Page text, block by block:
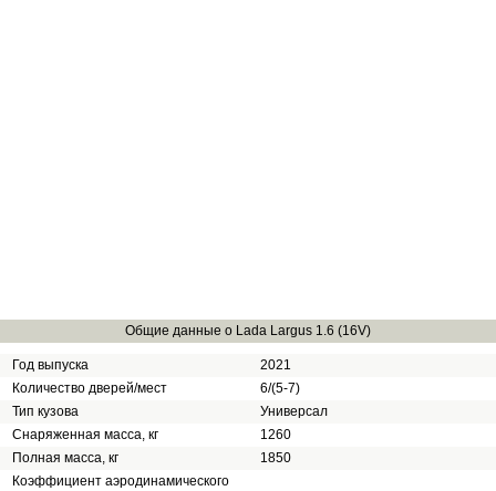
Общие данные о Lada Largus 1.6 (16V)
Год выпуска
2021
Количество дверей/мест
6/(5-7)
Тип кузова
Универсал
Снаряженная масса, кг
1260
Полная масса, кг
1850
Коэффициент аэродинамического